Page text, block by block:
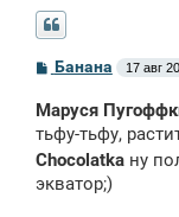
С
б
щ
н
и
Банана 17 авг
Маруся
тьфу-тьфу,
Chocolatka ну
экватор;)